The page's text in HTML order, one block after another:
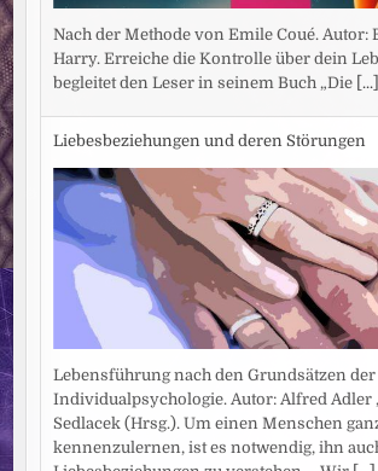
Nach der Methode von Emile Coué. Autor:
Harry. Erreiche die Kontrolle über dein
begleitet den Leser in seinem Buch „Die [...]
Liebesbeziehungen und deren Störungen
Lebensführung nach den Grundsätzen der
Individualpsychologie. Autor: Alfred Adler
Sedlacek (Hrsg.). Um einen Menschen
kennenzulernen, ist es notwendig, ihn